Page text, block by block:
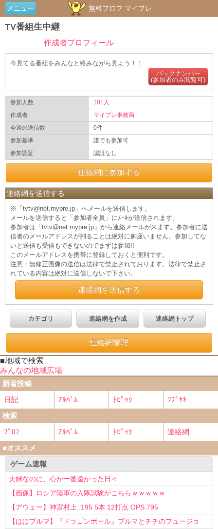
メニュー 無料プロフ マイプレ
TV番組生中継
作成者プロフィール
今見てる番組をみんなと絡みながら見よう！！
バックナンバー
(参加者のみ閲覧可)
参加人数
101人
作成者
マイプレ事務局
今週の送信数
0件
参加基準
誰でも参加可
参加認証
認証なし
連絡網に参加する
連絡網を送信する
※「tvtv@net.mypre.jp」へメールを送信します。
メールを送信すると「参加者全員」にﾒｰﾙが送信されます。
参加者は「tvtv@net.mypre.jp」から連絡メールが来ます。参加者に送
信者のメールアドレスが判ることは絶対に御座いません。参加してな
いと送信も受信もできないのでまずは参加!!
このメールアドレスを携帯に登録しておくと便利です。
注意：無修正画像の送信は法律で禁止されております。法律で禁止さ
れている内容は絶対に送信しないで下さい。
連絡網を送信する
カテゴリ 連絡網を作成 連絡網トップ
連絡網管理
■地域で検索
みんなの地域広場
新着投稿
日記
ｱﾙﾊﾞﾑ ﾄﾋﾟｯｸ
ﾂﾌﾞﾔｷ
検索
ﾌﾟﾛﾌ
ｱﾙﾊﾞﾑ ﾄﾋﾟｯｸ
連絡網
■オススメ
ゲーム速報
夫婦なのに、心が一番遠かった日々
【画像】ロシア陸軍の入隊試験がこちらｗｗｗｗｗ
【アウェー】神宮村上 .195 5本 12打点 OPS.795
【ほぼブルマ】『ドラゴンボール』ブルマとチチのフュージョ